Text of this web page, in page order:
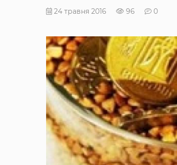
24 травня 2016 96 0